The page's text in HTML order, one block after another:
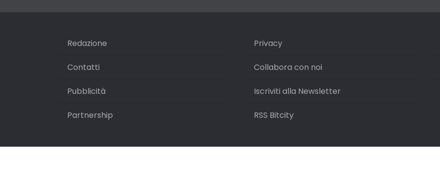
Redazione
Contatti
Pubblicità
Partnership
Privacy
Collabora con noi
Iscriviti alla Newsletter
RSS Bitcity